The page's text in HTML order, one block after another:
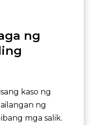
ng
kaso ng
ng
mga salik.